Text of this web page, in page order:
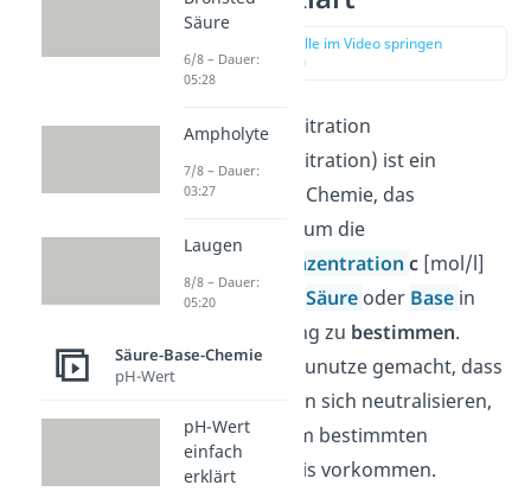
zur Stelle im Video springen
(00:12)
Die Säure-Base-Titration
(Neutralisationstitration) ist ein
Verfahren in der Chemie, das
verwendet wird, um die
Stoffmengenkonzentrationc [mol/l]
einer bekanntenSäure oder Base in
einer Probelösung zu bestimmen.
Dabei wird sich zunutze gemacht, dass
Säuren und Basen sich neutralisieren,
wenn sie in einem bestimmten
Mengenverhältnis vorkommen.
Säure
6/8 – Dauer:
05:28
Ampholyte
7/8 – Dauer:
03:27
Laugen
8/8 – Dauer:
05:20
Säure-Base-Chemie
pH-Wert
pH-Wert
einfach
erklärt